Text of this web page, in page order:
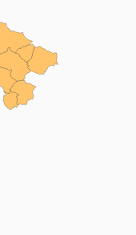
одборника у